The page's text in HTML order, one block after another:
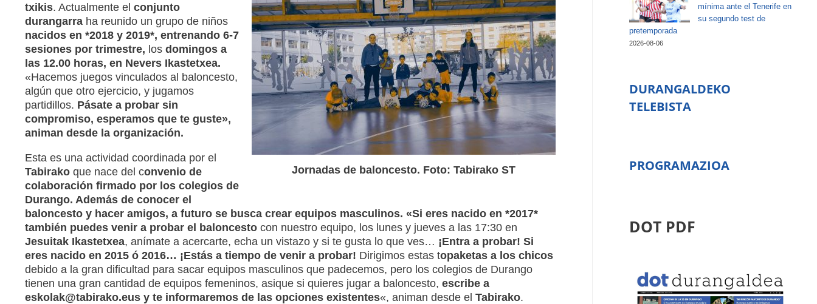
Jornadas de baloncesto. Foto: Tabirako ST
txikis. Actualmente el conjunto
durangarraha reunido un grupo de niños
nacidos en *2018 y 2019*, entrenando 6-7
sesiones por trimestre, losdomingos a
las 12.00 horas, en Nevers Ikastetxea.
«Hacemos juegos vinculados al baloncesto,
algún que otro ejercicio, y jugamos
partidillos. Pásate a probar sin
compromiso, esperamos que te guste»,
animan desde la organización.
Esta es una actividad coordinada por el
Tabirakoque nace del convenio de
colaboración firmado por los colegios de
Durango. Además de conocer el
baloncesto y hacer amigos, a futuro se busca crear equipos masculinos. «Si eres nacido en *2017*
también puedes venir a probar el baloncestocon nuestro equipo, los lunes y jueves a las 17:30 en
Jesuitak Ikastetxea, anímate a acercarte, echa un vistazo y si te gusta lo que ves… ¡Entra a probar! Si
eres nacido en 2015 ó 2016… ¡Estás a tiempo de venir a probar! Dirigimos estas topaketas a los chicos
debido a la gran dificultad para sacar equipos masculinos que padecemos, pero los colegios de Durango
tienen una gran cantidad de equipos femeninos, asique si quieres jugar a baloncesto, escribe a
eskolak@tabirako.eus y te informaremos de las opciones existentes«, animan desde el Tabirako.
mínima ante el Tenerife en
su segundo test de
pretemporada
2026-08-06
DURANGALDEKO
TELEBISTA
PROGRAMAZIOA
DOT PDF